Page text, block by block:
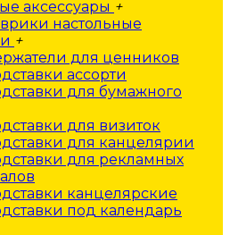
аксессуары +
настольные
+
для ценников
ассорти
для бумажного
для визиток
для канцелярии
для рекламных
канцелярские
под календарь